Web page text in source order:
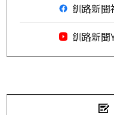
釧路新
釧路新